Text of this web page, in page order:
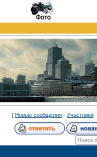
[ Новые сообщения· Участники·